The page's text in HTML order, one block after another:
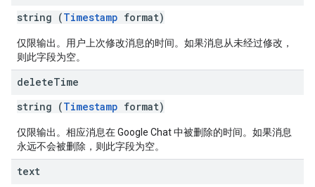
string (Timestamp format)
仅限输出。用户上次修改消息的时间。如果消息从未经过修改，
则此字段为空。
deleteTime
string (Timestamp format)
仅限输出。相应消息在 Google Chat 中被删除的时间。如果消息
永远不会被删除，则此字段为空。
text